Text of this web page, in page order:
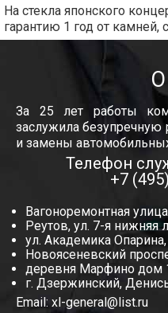
На стекла японского
гарантию 1 год от камней,
За 25 лет работы
заслужила
и замены
Телефон
+7
Вагоноремонтная
Реутов, ул. 7-я нижняя
ул. Академика
Новоясеневский
деревня Марфино дом
г. Дзержинский,
Email: xl-general@list.ru